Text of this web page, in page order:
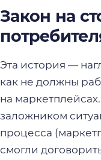
Закон на
Эта история —
как не должны
на
заложником
процесса
смогли